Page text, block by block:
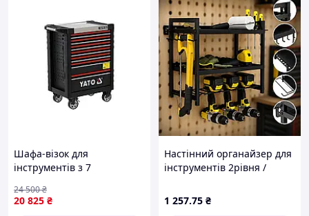
Шафа-візок для
інструментів з 7
мм (2 ключі) 4 колеса Yato
YT-09034
20 825 ₴
24 500₴
Настінний органайзер для
інструментів 2рівня /
2,4kg 49смх20,40смх34см
1 257.75 ₴